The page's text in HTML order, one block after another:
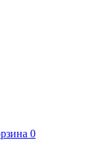
0